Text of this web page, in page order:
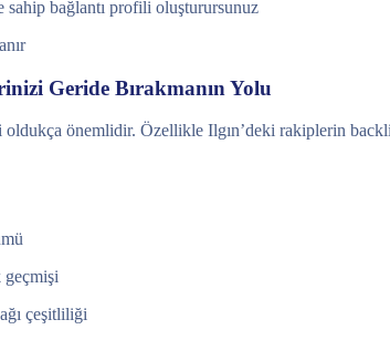
bağlantı profili oluşturursunuz
Geride Bırakmanın Yolu
önemlidir. Özellikle Ilgın’deki rakiplerin
çeşitliliği